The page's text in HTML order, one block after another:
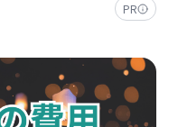
PR